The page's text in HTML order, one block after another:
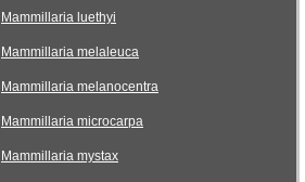
Mammillaria luethyi
Mammillaria melaleuca
Mammillaria melanocentra
Mammillaria microcarpa
Mammillaria mystax